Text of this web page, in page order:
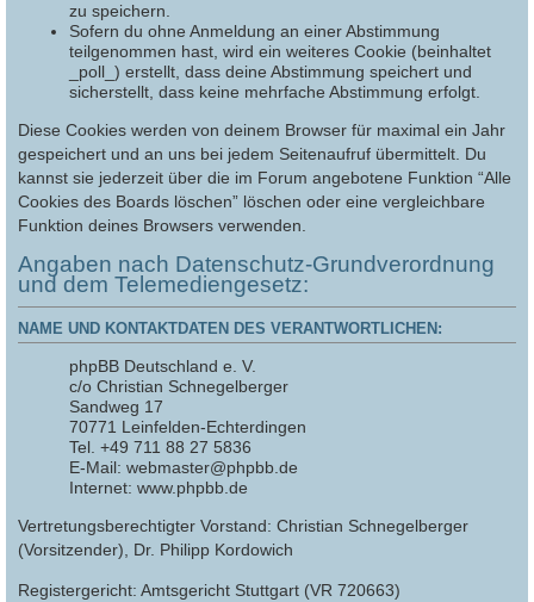
zu speichern.
Sofern du ohne Anmeldung an einer Abstimmung
teilgenommen hast, wird ein weiteres Cookie (beinhaltet
_poll_) erstellt, dass deine Abstimmung speichert und
sicherstellt, dass keine mehrfache Abstimmung erfolgt.
Diese Cookies werden von deinem Browser für maximal ein Jahr
gespeichert und an uns bei jedem Seitenaufruf übermittelt. Du
kannst sie jederzeit über die im Forum angebotene Funktion “Alle
Cookies des Boards löschen” löschen oder eine vergleichbare
Funktion deines Browsers verwenden.
Angaben nach Datenschutz-Grundverordnung
und dem Telemediengesetz:
NAME UND KONTAKTDATEN DES VERANTWORTLICHEN:
phpBB Deutschland e. V.
c/o Christian Schnegelberger
Sandweg 17
70771 Leinfelden-Echterdingen
Tel. +49 711 88 27 5836
E-Mail: webmaster@phpbb.de
Internet: www.phpbb.de
Vertretungsberechtigter Vorstand: Christian Schnegelberger
(Vorsitzender), Dr. Philipp Kordowich
Registergericht: Amtsgericht Stuttgart (VR 720663)